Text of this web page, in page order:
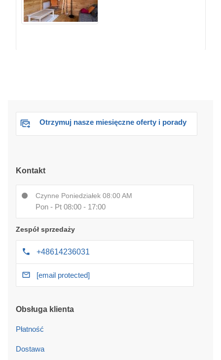
Otrzymuj nasze miesięczne oferty i porady
Kontakt
Czynne Poniedziałek 08:00 AM
Pon - Pt 08:00 - 17:00
Zespół sprzedaży
+48614236031
[email protected]
Obsługa klienta
Płatność
Dostawa